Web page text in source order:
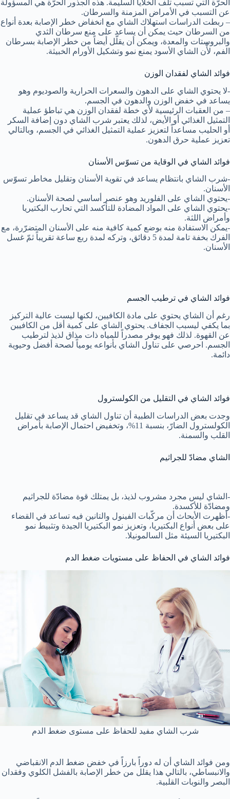
الحرّة التي تسبب تلف الخلايا السليمة. هذه الجذور الحرّة هي المسؤولة
عن التسبب في الأمراض المزمنة والسرطان.
– ربطت الدراسات استهلاك الشاي مع انخفاض خطر الإصابة بعدة أنواع
من السرطان حيث يمكن أن يساعد على منع سرطان الثدي
والبروستات والمعدة، ويمكن أن يقلّل أيضاً من خطر الإصابة بسرطان
الفم، لأَّن الشاي الأسود يمنع نمو وتشكيل الأورام الخبيثة.
فوائد الشاي لفقدان الوزن
-لا يحتوي الشاي على الدهون والسعرات الحرارية والصوديوم وهو
يساعد في خفض الوزن والدهون في الجسم.
– من العقبات الرئيسية لأي خطة لفقدان الوزن هي تباطؤ عملية
التمثيل الغذائي أو الأيض، لذلك يعتبر شرب الشاي دون إضافة السكر
أو الحليب مساعداً لتعزيز عملية التمثيل الغذائي في الجسم، وبالتالي
تعزيز عملية حرق الدهون.
فوائد الشاي في الوقاية من تسوّس الأسنان
-شرب الشاي بانتظام يساعد في تقوية الأسنان وتقليل مخاطر تسوّس
الأسنان.
-يحتوي الشاي على الفلوريد وهو عنصر أساسي لصحة الأسنان.
-يحتوي الشاي على المواد المضادة للتأكسد التي تحارب البكتيريا
وأمراض اللثة.
-يمكن الاستفادة منه بوضع كمية كافية منه على الأسنان المتضرّرة، مع
الفرك بخفة تامة لمدة 5 دقائق، وتركه لمدة ربع ساعة تقريباً ثمّ غسل
الأسنان.
فوائد الشاي في ترطيب الجسم
رغم أن الشاي يحتوي على مادة الكافيين، لكنها ليست عالية التركيز
بما يكفي ليسبب الجفاف. يحتوي الشاي على كمية أقل من الكافيين
عن القهوة. لذلك فهو يوفر مصدراً للمياه ذات مذاق لذيذ لترطيب
الجسم. احرصي على تناول الشاي بأنواعه يومياً لصحة أفضل وحيوية
دائمة.
فوائد الشاي في التقليل من الكولسترول
وجدت بعض الدراسات الطبية أن تناول الشاي قد يساعد في تقليل
الكولسترول الضارّ، بنسبة 11%، وتخفيض احتمال الإصابة بأمراض
القلب والسمنة.
الشاي مضادّ للجراثيم
-الشاي ليس مجرد مشروب لذيذ، بل يمتلك قوة مضادّة للجراثيم
ومضادّة للأكسدة.
-أظهرت الأبحاث أن مركّبات الفينول والتانين فيه تساعد في القضاء
على بعض أنواع البكتيريا، وتعزيز نمو البكتيريا الجيدة وتثبيط نمو
البكتيريا السيئة مثل السالمونيلا.
فوائد الشاي في الحفاظ على مستويات ضغط الدم
شرب الشاي مفيد للحفاظ على مستوى ضغط الدم
ومن فوائد الشاي أن له دوراً بارزاً في خفض ضغط الدم الانقباضي
والانبساطي، بالتالي هذا يقلل من خطر الإصابة بالفشل الكلوي وفقدان
البصر والنوبات القلبية.